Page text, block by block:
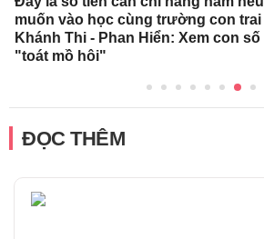
muốn vào học cùng trường con trai
Khánh Thi - Phan Hiển: Xem con số
"toát mồ hôi"
ĐỌC THÊM